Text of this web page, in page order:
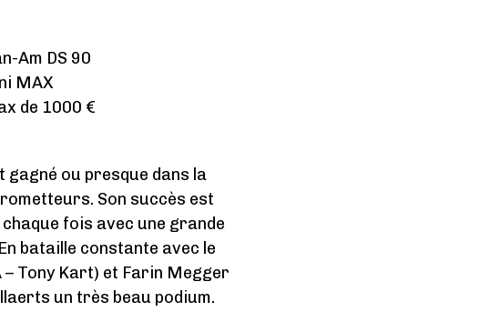
Am DS 90
MAX
de 1000 €
gagné ou presque dans la
Son succès est
fois avec une grande
bataille constante avec le
– Tony Kart) et Farin Megger
un très beau podium.